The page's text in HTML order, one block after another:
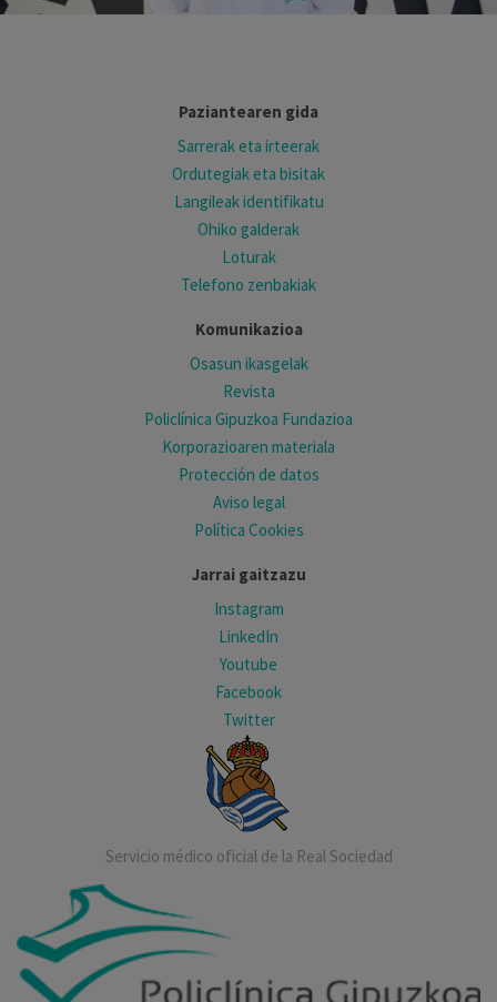
Paziantearen gida
Sarrerak eta irteerak
Ordutegiak eta bisitak
Langileak identifikatu
Ohiko galderak
Loturak
Telefono zenbakiak
Komunikazioa
Osasun ikasgelak
Revista
Policlínica Gipuzkoa Fundazioa
Korporazioaren materiala
Protección de datos
Aviso legal
Política Cookies
Jarrai gaitzazu
Instagram
LinkedIn
Youtube
Facebook
Twitter
Servicio médico oficial de la Real Sociedad